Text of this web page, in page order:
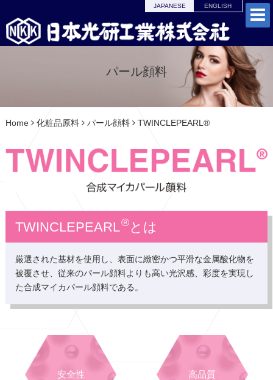
JAPANESE ENGLISH
パール顔料
Home 化粧品原料 パール顔料 TWINCLEPEARL®
TWINCLEPEARL®とは
厳選された基材を使用し、表面に緻密かつ平滑な金属酸化物を
被覆させ、従来のパール顔料よりも高い光沢感、彩度を実現し
た合成マイカパール顔料である。
安全性 高品質